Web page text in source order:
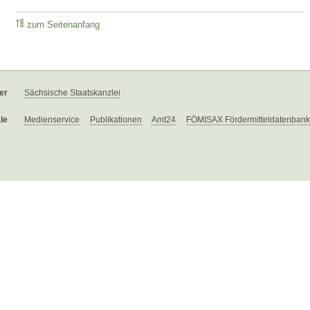
zum Seitenanfang
Sächsische Staatskanzlei
Medienservice Publikationen Amt24 FÖMISAX Fördermitteldatenbank